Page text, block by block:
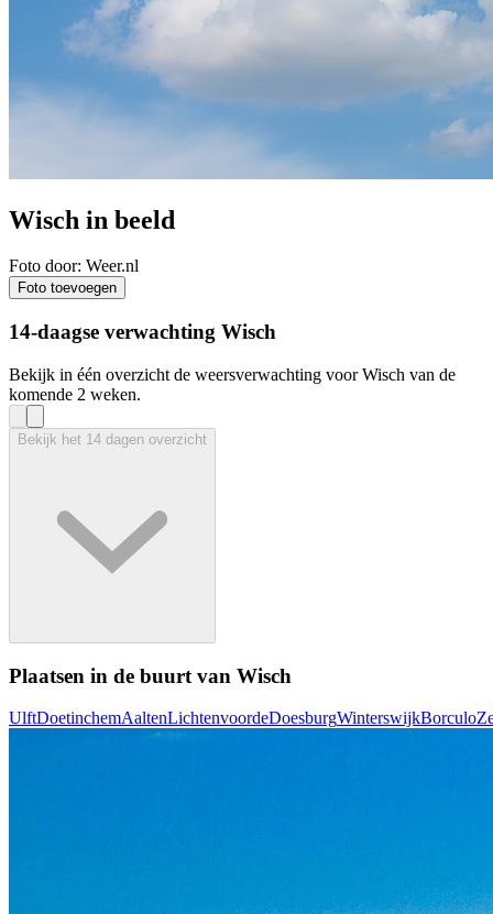
Wisch in beeld
Foto door: Weer.nl
Foto toevoegen
14-daagse verwachting Wisch
Bekijk in één overzicht de weersverwachting voor Wisch van de
komende 2 weken.
Bekijk het 14 dagen overzicht
Plaatsen in de buurt van Wisch
UlftDoetinchemAaltenLichtenvoordeDoesburgWinterswijkBorculo